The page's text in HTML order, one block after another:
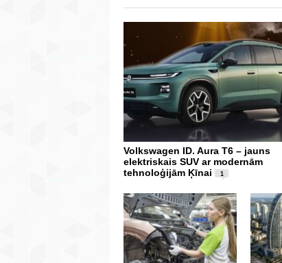
Volkswagen ID. Aura T6 – jauns
elektriskais SUV ar modernām
tehnoloģijām Ķīnai
1